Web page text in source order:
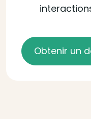
Obtenir un